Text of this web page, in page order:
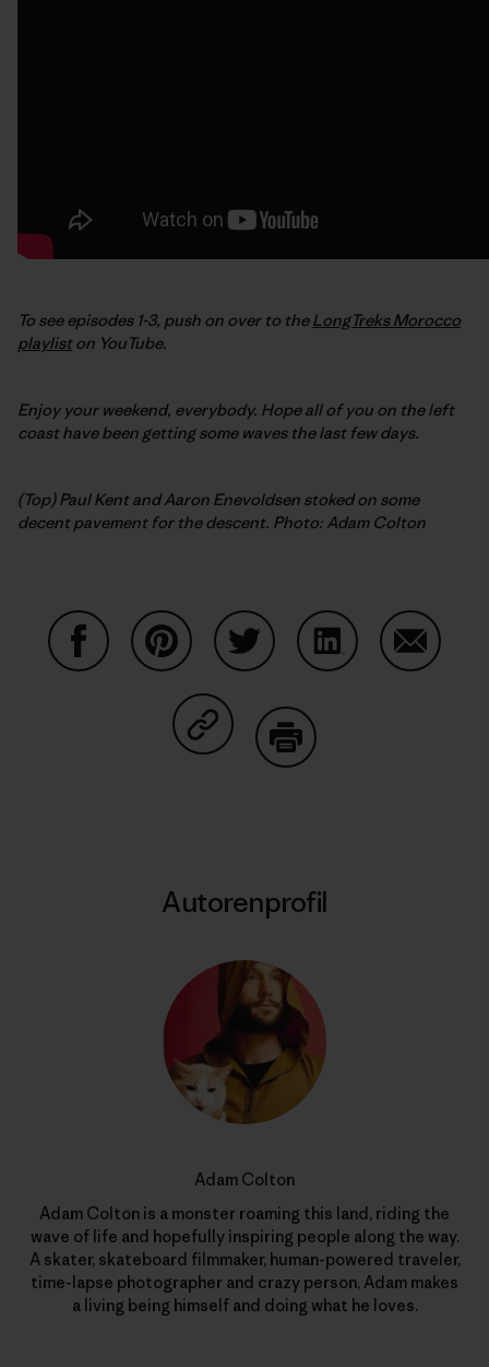
To see episodes 1-3, push on over to theLongTreks Morocco
playliston YouTube.
Enjoy your weekend, everybody. Hope all of you on the left
coast have been getting some waves the last few days.
(Top) Paul Kent and Aaron Enevoldsen stoked on some
decent pavement for the descent. Photo: Adam Colton
Auf Copy Link teilen
Autorenprofil
Adam Colton
Adam Colton is a monster roaming this land, riding the
wave of life and hopefully inspiring people along the way.
A skater, skateboard filmmaker, human-powered traveler,
time-lapse photographer and crazy person, Adam makes
a living being himself and doing what he loves.